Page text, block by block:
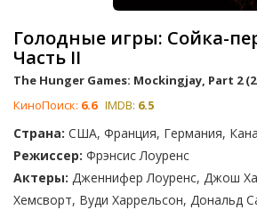
Голодные игры: Сойка-
Часть II
The Hunger Games: Mockingjay, Part 2
КиноПоиск: 6.6 IMDB: 6.5
Страна: США, Франция, Германия,
Режиссер: Фрэнсис Лоуренс
Актеры: Дженнифер Лоуренс, Джош
Хемсворт, Вуди Харрельсон, Дональд